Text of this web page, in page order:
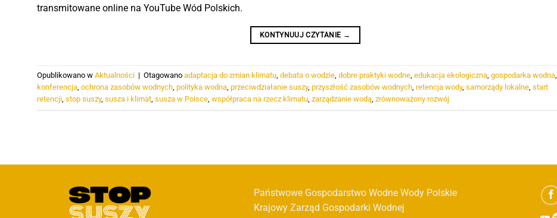
transmitowane online na YouTube Wód Polskich.
KONTYNUUJ CZYTANIE →
Opublikowano w Aktualności | Otagowano adaptacja do zmian klimatu, debata o wodzie, dobre praktyki wodne, edukacja ekologiczna, gospodarka wodna,
konferencja, ochrona zasobów wodnych, polityka wodna, przeciwdziałanie suszy, przyszłość zasobów wodnych, retencja wody, samorządy lokalne, start
retencji, stop suszy, susza i klimat, susza w Polsce, współpraca na rzecz klimatu, zarządzanie wodą, zrównoważony rozwój
Państwowe Gospodarstwo Wodne Wody Polskie
Krajowy Zarząd Gospodarki Wodnej